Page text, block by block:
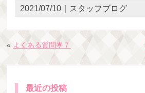
2021/07/10｜スタッフブログ
« よくある質問🌟７
最近の投稿